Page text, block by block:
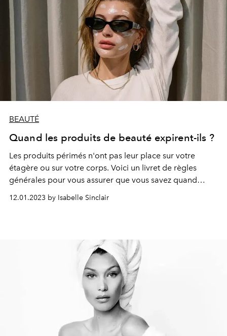
BEAUTÉ
Quand les produits de beauté expirent-ils ?
Les produits périmés n'ont pas leur place sur votre
étagère ou sur votre corps. Voici un livret de règles
générales pour vous assurer que vous savez quand
remplacer vos produits.
12.01.2023 by Isabelle Sinclair